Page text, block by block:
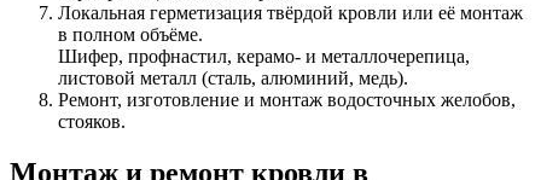
Локальная герметизация твёрдой кровли или её монтаж
в полном объёме.
Шифер, профнастил, керамо- и металлочерепица,
листовой металл (сталь, алюминий, медь).
Ремонт, изготовление и монтаж водосточных желобов,
стояков.
Монтаж и ремонт кровли в